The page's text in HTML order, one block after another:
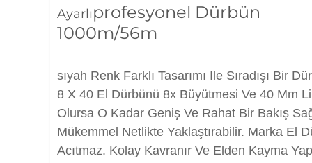
Ayarlıprofesyonel Dürbün
1000m/56m
sıyah Renk Farklı Tasarımı Ile Sıradışı Bir
8 X 40 El Dürbünü 8x Büyütmesi Ve 40 Mm
Olursa O Kadar Geniş Ve Rahat Bir Bakış
Mükemmel Netlikte Yaklaştırabilir. Marka El
Acıtmaz. Kolay Kavranır Ve Elden Kayma